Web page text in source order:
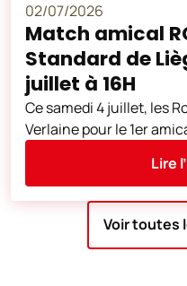
02/07/2026
Match amical
Standard de
juillet à 16H
Ce samedi 4 juillet, les
Verlaine pour le 1er
Lire
Voir toutes